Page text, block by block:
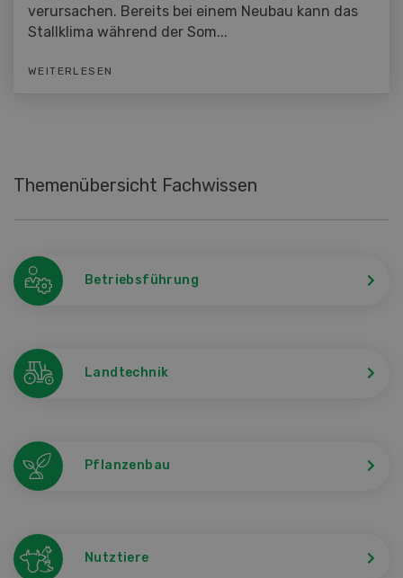
verursachen. Bereits bei einem Neubau kann das
Stallklima während der Som...
WEITERLESEN
Themenübersicht Fachwissen
Betriebsführung
Landtechnik
Pflanzenbau
Nutztiere